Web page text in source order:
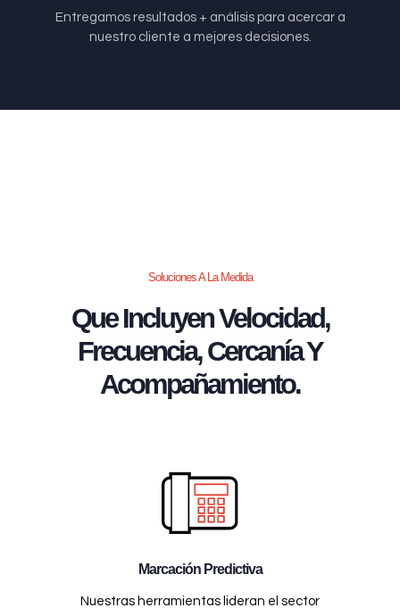
Entregamos resultados + análisis para acercar a
nuestro cliente a mejores decisiones.
Soluciones A La Medida
Que Incluyen Velocidad,
Frecuencia, Cercanía Y
Acompañamiento.
Marcación Predictiva
Nuestras herramientas lideran el sector